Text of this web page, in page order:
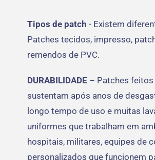
Tipos de patch - Existem
Patches tecidos, impresso,
remendos de PVC.
DURABILIDADE– Patches feitos
sustentam após anos de
longo tempo de uso e muitas
uniformes que trabalham em
hospitais, militares, equipes de
personalizados que funcionem